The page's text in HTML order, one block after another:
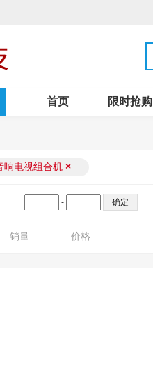
首页 限时抢购
响电视组合机 ×
-
销量 价格